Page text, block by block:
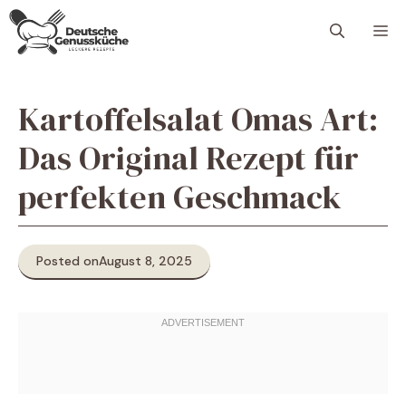
Skip
content
Kartoffelsalat Omas Art:
Das Original Rezept für
perfekten Geschmack
Posted onAugust 8, 2025